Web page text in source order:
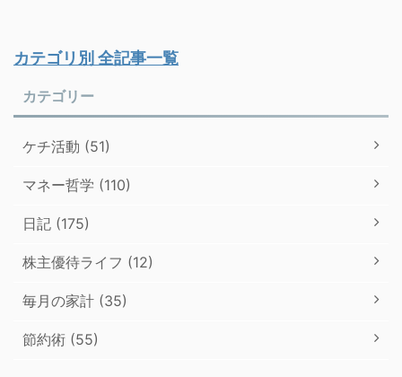
カテゴリ別 全記事一覧
カテゴリー
ケチ活動 (51)
マネー哲学 (110)
日記 (175)
株主優待ライフ (12)
毎月の家計 (35)
節約術 (55)